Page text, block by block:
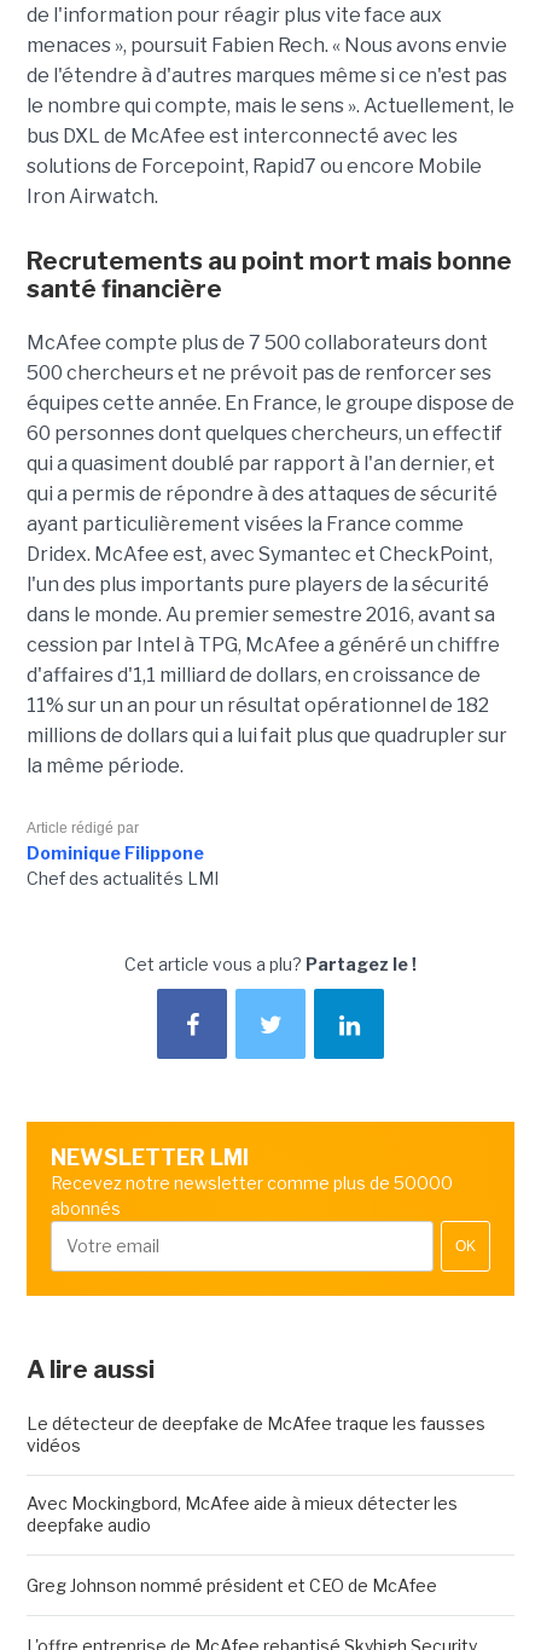
de l'information pour réagir plus vite face aux
menaces », poursuit Fabien Rech. « Nous avons envie
de l'étendre à d'autres marques même si ce n'est pas
le nombre qui compte, mais le sens ». Actuellement, le
bus DXL de McAfee est interconnecté avec les
solutions de Forcepoint, Rapid7 ou encore Mobile
Iron Airwatch.
Recrutements au point mort mais bonne
santé financière
McAfee compte plus de 7 500 collaborateurs dont
500 chercheurs et ne prévoit pas de renforcer ses
équipes cette année. En France, le groupe dispose de
60 personnes dont quelques chercheurs, un effectif
qui a quasiment doublé par rapport à l'an dernier, et
qui a permis de répondre à des attaques de sécurité
ayant particulièrement visées la France comme
Dridex. McAfee est, avec Symantec et CheckPoint,
l'un des plus importants pure players de la sécurité
dans le monde. Au premier semestre 2016, avant sa
cession par Intel à TPG, McAfee a généré un chiffre
d'affaires d'1,1 milliard de dollars, en croissance de
11% sur un an pour un résultat opérationnel de 182
millions de dollars qui a lui fait plus que quadrupler sur
la même période.
Article rédigé par
Dominique Filippone
Chef des actualités LMI
Cet article vous a plu? Partagez le !
NEWSLETTER LMI
Recevez notre newsletter comme plus de 50000
abonnés
OK
A lire aussi
Le détecteur de deepfake de McAfee traque les fausses
vidéos
Avec Mockingbord, McAfee aide à mieux détecter les
deepfake audio
Greg Johnson nommé président et CEO de McAfee